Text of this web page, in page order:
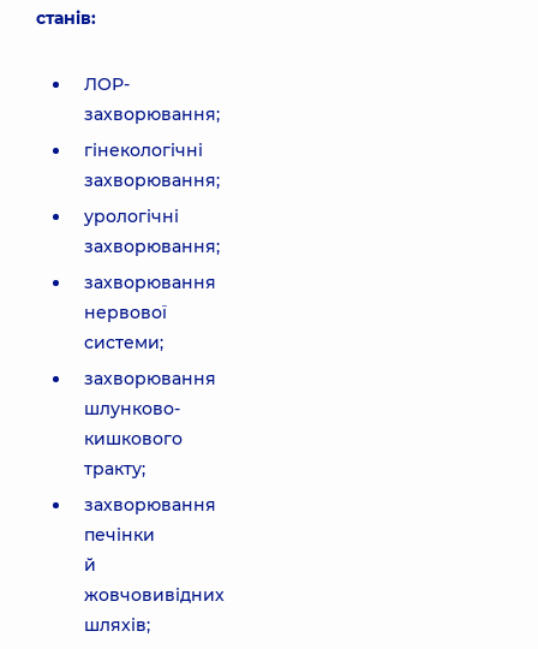
станів:
ЛОР-
захворювання;
гінекологічні
захворювання;
урологічні
захворювання;
захворювання
нервової
системи;
захворювання
шлунково-
кишкового
тракту;
захворювання
печінки
й
жовчовивідних
шляхів;